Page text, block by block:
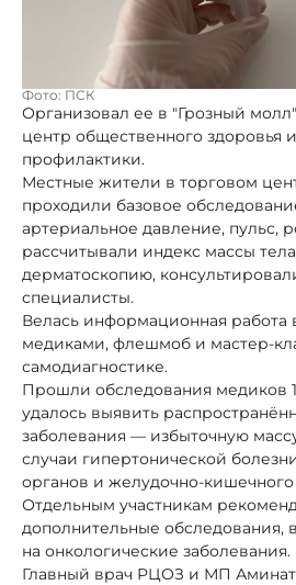
Фото: ПСК
Организовал ее в "Грозный
центр общественного здоровья
профилактики.
Местные жители в торговом
проходили базовое
артериальное давление, пульс,
рассчитывали индекс массы
дерматоскопию,
специалисты.
Велась информационная работа
медиками, флешмоб и мастер-
самодиагностике.
Прошли обследования медиков
удалось выявить
заболевания — избыточную
случаи гипертонической
органов и желудочно-кишечного
Отдельным участникам
дополнительные обследования,
на онкологические заболевания.
Главный врач РЦОЗ и МП Аминат